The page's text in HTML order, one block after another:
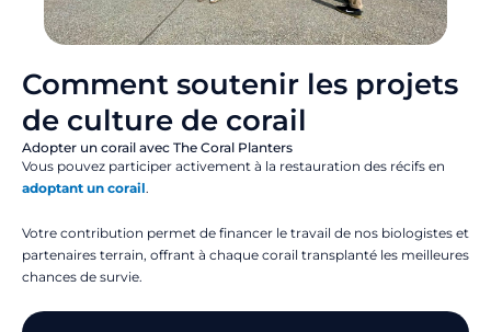
Comment soutenir les projets
de culture de corail
Adopter un corail avec The Coral Planters
Vous pouvez participer activement à la restauration des récifs en
adoptant un corail.
Votre contribution permet de financer le travail de nos biologistes et
partenaires terrain, offrant à chaque corail transplanté les meilleures
chances de survie.